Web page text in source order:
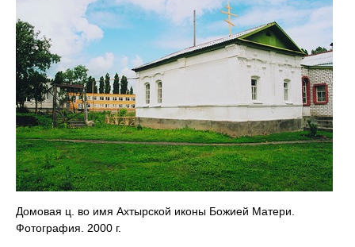
Домовая ц. во имя Ахтырской иконы Божией Матери.
Фотография. 2000 г.